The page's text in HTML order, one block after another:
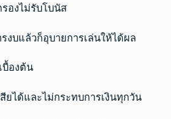
องไม่รับโบนัส
งบแล้วก็อุบายการเล่นให้ได้ผล
บื้องต้น
ได้และไม่กระทบการเงินทุกวัน